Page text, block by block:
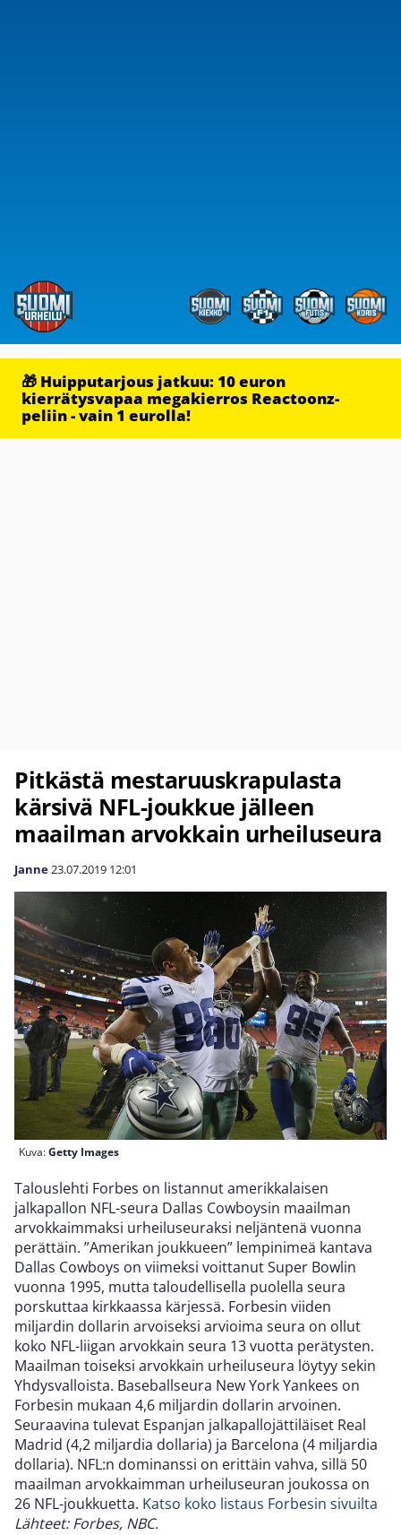
🎁 Huipputarjous jatkuu: 10 euron
kierrätysvapaa megakierros Reactoonz-
peliin - vain 1 eurolla!
Pitkästä mestaruuskrapulasta
kärsivä NFL-joukkue jälleen
maailman arvokkain urheiluseura
Janne23.07.2019 12:01
Kuva:Getty Images
Talouslehti Forbes on listannut amerikkalaisen
jalkapallon NFL-seura Dallas Cowboysin maailman
arvokkaimmaksi urheiluseuraksi neljäntenä vuonna
perättäin. ”Amerikan joukkueen” lempinimeä kantava
Dallas Cowboys on viimeksi voittanut Super Bowlin
vuonna 1995, mutta taloudellisella puolella seura
porskuttaa kirkkaassa kärjessä. Forbesin viiden
miljardin dollarin arvoiseksi arvioima seura on ollut
koko NFL-liigan arvokkain seura 13 vuotta perätysten.
Maailman toiseksi arvokkain urheiluseura löytyy sekin
Yhdysvalloista. Baseballseura New York Yankees on
Forbesin mukaan 4,6 miljardin dollarin arvoinen.
Seuraavina tulevat Espanjan jalkapallojättiläiset Real
Madrid (4,2 miljardia dollaria) ja Barcelona (4 miljardia
dollaria). NFL:n dominanssi on erittäin vahva, sillä 50
maailman arvokkaimman urheiluseuran joukossa on
26 NFL-joukkuetta. Katso koko listaus Forbesin sivuilta
Lähteet: Forbes, NBC.